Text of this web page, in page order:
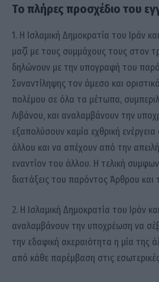
Το πλήρες προσχέδιο του
1. Η Ισλαμική Δημοκρατία του Ιράν
μαζί με τους συμμάχους τους στον
δηλώνουν με την υπογραφή του
Συναντίληψης τον άμεσο και
πολέμου σε όλα τα μέτωπα,
Λιβάνου, και αναλαμβάνουν την
εξαπολύσουν καμία εχθρική
άλλου και να απέχουν από την
εναντίον του άλλου. Η τελική
διατάξεις του παρόντος Άρθρου
2. Η Ισλαμική Δημοκρατία του Ιράν
αναλαμβάνουν την υποχρέωση να
την εδαφική ακεραιότητα η μία της
από κάθε παρέμβαση στις